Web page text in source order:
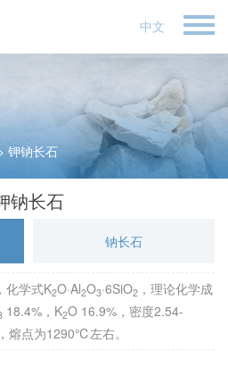
中文
钾钠长石
钠长石
钠长石
化学式K2O·Al2O3·6SiO2 ，理论化学成
18.4%，K2O 16.9%，密度2.54-
熔点为1290℃左右。